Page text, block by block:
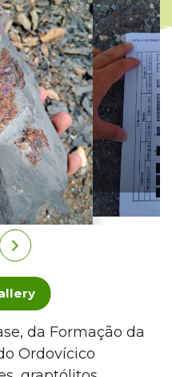
da Formação da
Ordovícico